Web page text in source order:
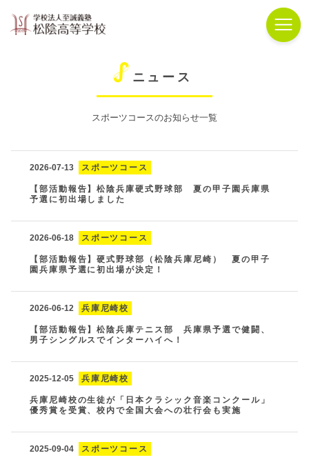
ニュース
スポーツコースのお知らせ一覧
2026-07-13 スポーツコース
【部活動報告】松陰兵庫硬式野球部 夏の甲子園兵庫県
予選に初出場しました
2026-06-18 スポーツコース
【部活動報告】硬式野球部（松陰兵庫尼崎） 夏の甲子
園兵庫県予選に初出場が決定！
2026-06-12 兵庫尼崎校
【部活動報告】松陰兵庫テニス部 兵庫県予選で健闘、
男子シングルスでインターハイへ！
2025-12-05 兵庫尼崎校
兵庫尼崎校の生徒が「日本クラシック音楽コンクール」
優秀賞を受賞、校内で全国大会への壮行会も実施
2025-09-04 スポーツコース